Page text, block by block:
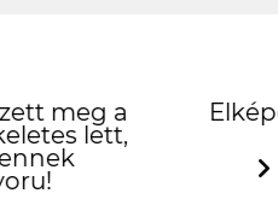
köszönöm
Kuti